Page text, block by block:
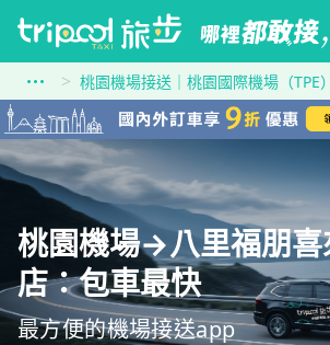
桃園機場接送｜桃園國際機場（TPE
桃園機場→八里福朋喜
店：包車最快
最方便的機場接送app